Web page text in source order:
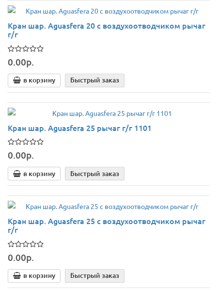
Кран шар. Aguasfera 20 с воздухоотводчиком рычаг
г/г
0.00р.
в корзину Быстрый заказ
Кран шар. Aguasfera 25 рычаг г/г 1101
0.00р.
в корзину Быстрый заказ
Кран шар. Aguasfera 25 с воздухоотводчиком рычаг
г/г
0.00р.
в корзину Быстрый заказ